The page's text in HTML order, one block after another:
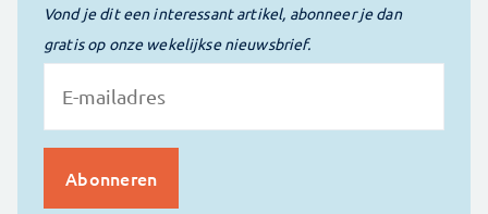
Vond je dit een interessant artikel, abonneer je dan
gratis op onze wekelijkse nieuwsbrief.